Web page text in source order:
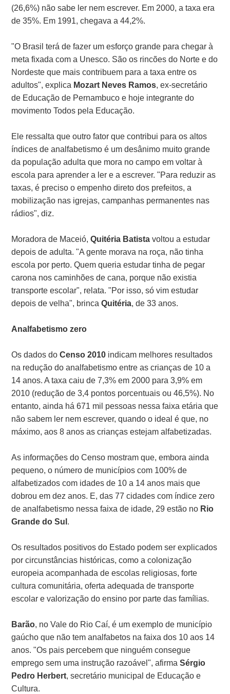
(26,6%) não sabe ler nem escrever. Em 2000, a taxa era
de 35%. Em 1991, chegava a 44,2%.
"O Brasil terá de fazer um esforço grande para chegar à
meta fixada com a Unesco. São os rincões do Norte e do
Nordeste que mais contribuem para a taxa entre os
adultos", explica Mozart Neves Ramos, ex-secretário
de Educação de Pernambuco e hoje integrante do
movimento Todos pela Educação.
Ele ressalta que outro fator que contribui para os altos
índices de analfabetismo é um desânimo muito grande
da população adulta que mora no campo em voltar à
escola para aprender a ler e a escrever. "Para reduzir as
taxas, é preciso o empenho direto dos prefeitos, a
mobilização nas igrejas, campanhas permanentes nas
rádios", diz.
Moradora de Maceió,Quitéria Batista voltou a estudar
depois de adulta. "A gente morava na roça, não tinha
escola por perto. Quem queria estudar tinha de pegar
carona nos caminhões de cana, porque não existia
transporte escolar", relata. "Por isso, só vim estudar
depois de velha", brincaQuitéria, de 33 anos.
Analfabetismo zero
Os dados doCenso 2010 indicam melhores resultados
na redução do analfabetismo entre as crianças de 10 a
14 anos. A taxa caiu de 7,3% em 2000 para 3,9% em
2010 (redução de 3,4 pontos porcentuais ou 46,5%). No
entanto, ainda há 671 mil pessoas nessa faixa etária que
não sabem ler nem escrever, quando o ideal é que, no
máximo, aos 8 anos as crianças estejam alfabetizadas.
As informações do Censo mostram que, embora ainda
pequeno, o número de municípios com 100% de
alfabetizados com idades de 10 a 14 anos mais que
dobrou em dez anos. E, das 77 cidades com índice zero
de analfabetismo nessa faixa de idade, 29 estão no Rio
Grande do Sul .
Os resultados positivos do Estado podem ser explicados
por circunstâncias históricas, como a colonização
europeia acompanhada de escolas religiosas, forte
cultura comunitária, oferta adequada de transporte
escolar e valorização do ensino por parte das famílias.
Barão, no Vale do Rio Caí, é um exemplo de município
gaúcho que não tem analfabetos na faixa dos 10 aos 14
anos. "Os pais percebem que ninguém consegue
emprego sem uma instrução razoável", afirmaSérgio
Pedro Herbert, secretário municipal de Educação e
Cultura.